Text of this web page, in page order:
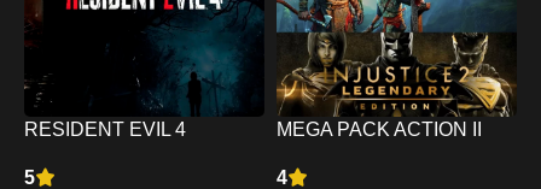
RESIDENT EVIL 4
5
MEGA PACK ACTION II
4